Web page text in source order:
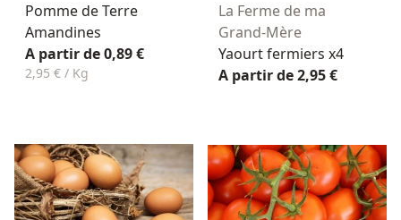
Pomme de Terre
Amandines
A partir de 0,89 €
2,95 € / Kg
La Ferme de ma
Grand-Mère
Yaourt fermiers x4
A partir de 2,95 €